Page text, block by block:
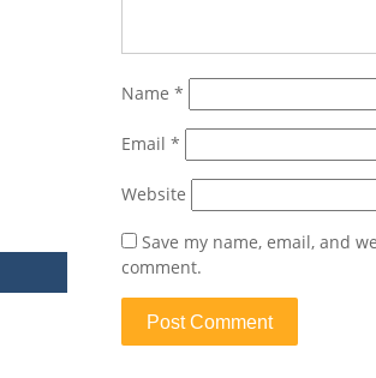
Name *
Email *
Website
Save my name, email, and
comment.